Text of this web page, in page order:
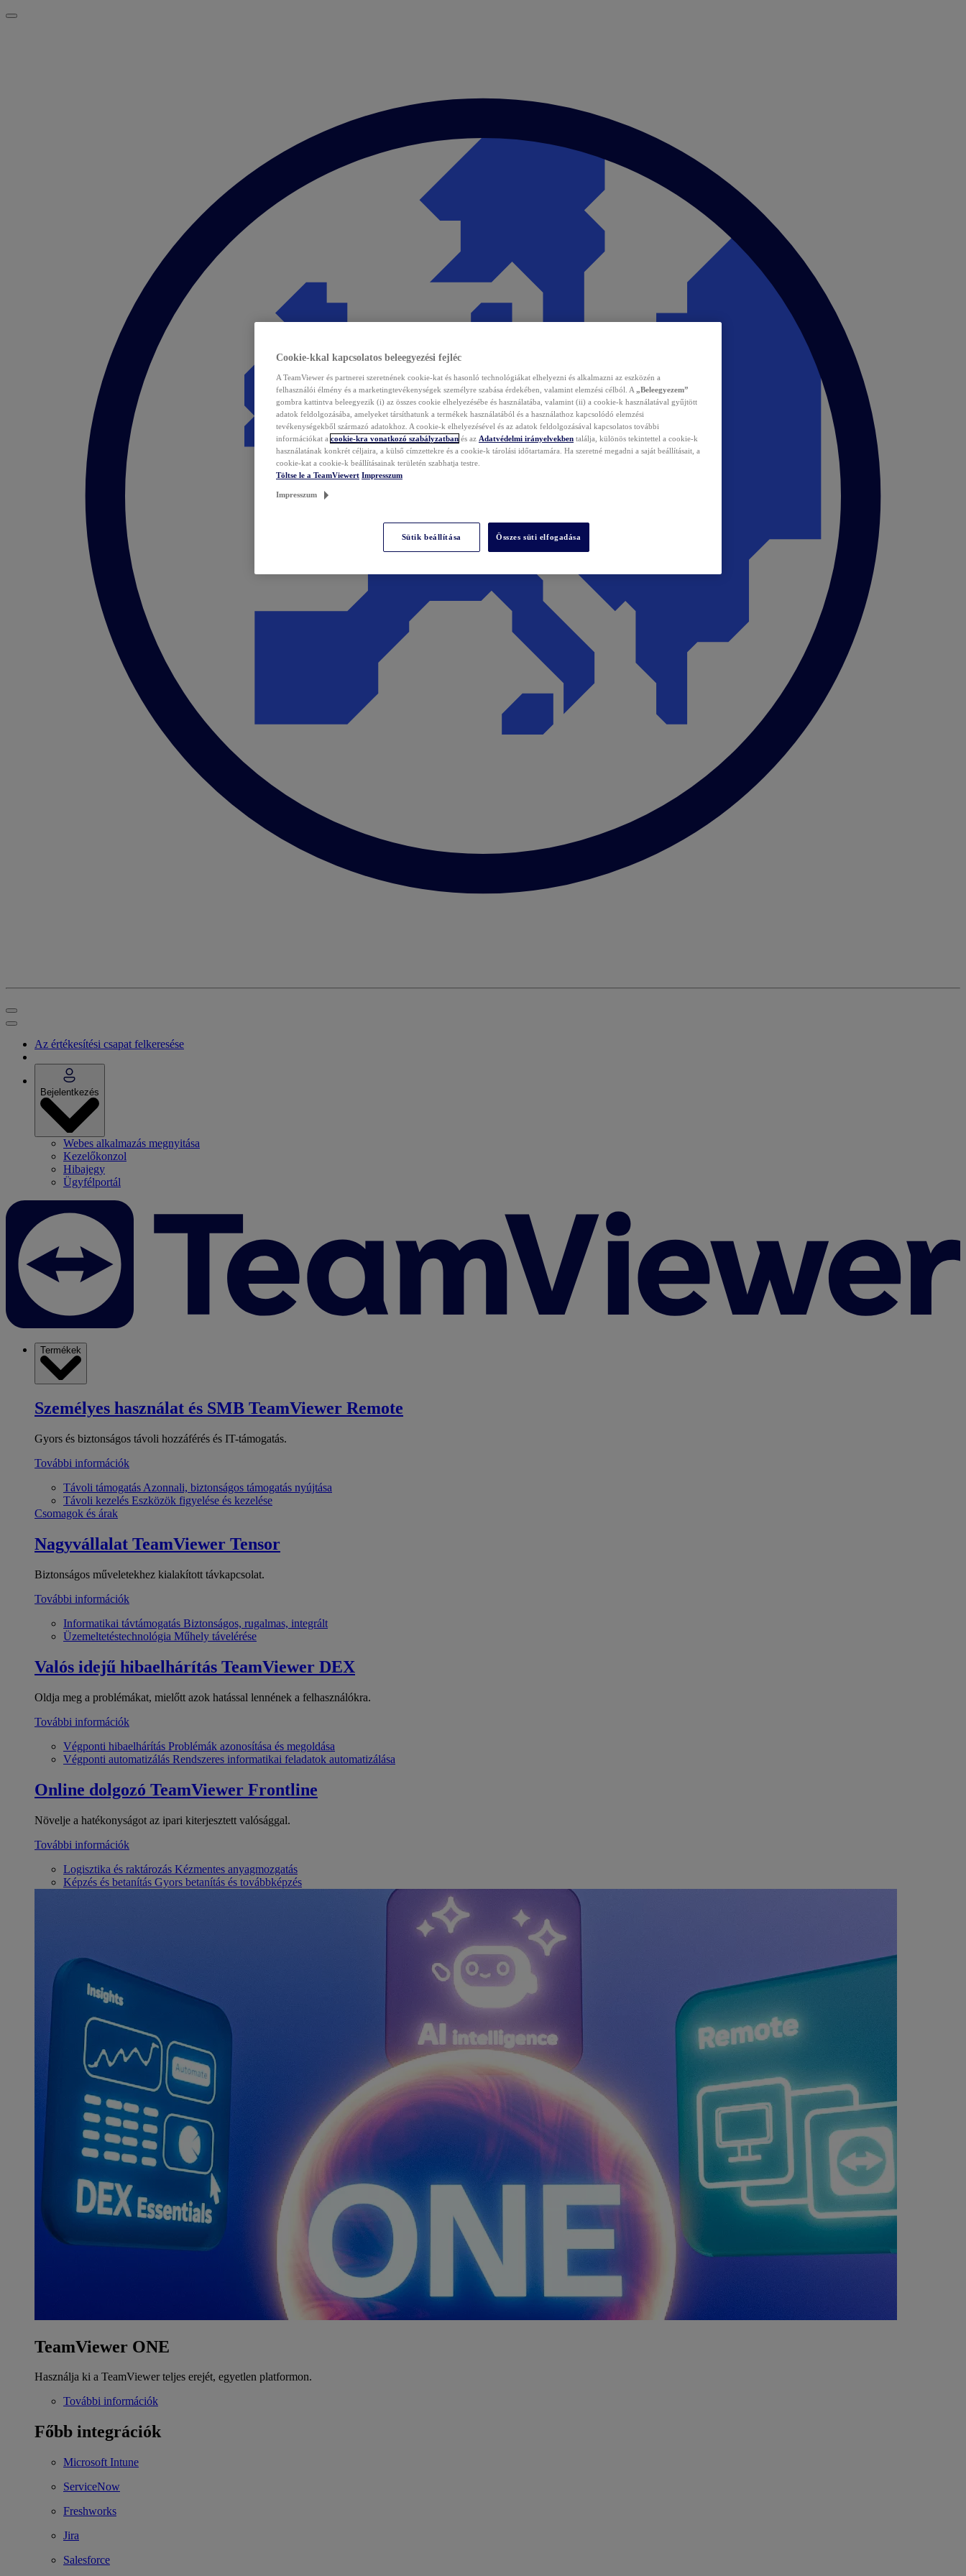
Az értékesítési csapat felkeresése
Bejelentkezés
Webes alkalmazás megnyitása
Kezelőkonzol
Hibajegy
Ügyfélportál
Termékek
Személyes használat és SMB TeamViewer Remote
Gyors és biztonságos távoli hozzáférés és IT-támogatás.
További információk
Távoli támogatás Azonnali, biztonságos támogatás nyújtása
Távoli kezelés Eszközök figyelése és kezelése
Csomagok és árak
Nagyvállalat TeamViewer Tensor
Biztonságos műveletekhez kialakított távkapcsolat.
További információk
Informatikai távtámogatás Biztonságos, rugalmas, integrált
Üzemeltetéstechnológia Műhely távelérése
Valós idejű hibaelhárítás TeamViewer DEX
Oldja meg a problémákat, mielőtt azok hatással lennének a felhasználókra.
További információk
Végponti hibaelhárítás Problémák azonosítása és megoldása
Végponti automatizálás Rendszeres informatikai feladatok automatizálása
Online dolgozó TeamViewer Frontline
Növelje a hatékonyságot az ipari kiterjesztett valósággal.
További információk
Logisztika és raktározás Kézmentes anyagmozgatás
Képzés és betanítás Gyors betanítás és továbbképzés
TeamViewer ONE
Használja ki a TeamViewer teljes erejét, egyetlen platformon.
További információk
Főbb integrációk
Microsoft Intune
ServiceNow
Freshworks
Jira
Salesforce
Cookie-kkal kapcsolatos beleegyezési fejléc
A TeamViewer és partnerei szeretnének cookie-kat és hasonló technológiákat elhelyezni és alkalmazni az eszközén a
felhasználói élmény és a marketingtevékenységek személyre szabása érdekében, valamint elemzési célból. A „Beleegyezem”
gombra kattintva beleegyezik (i) az összes cookie elhelyezésébe és használatába, valamint (ii) a cookie-k használatával gyűjtött
adatok feldolgozásába, amelyeket társíthatunk a termékek használatából és a használathoz kapcsolódó elemzési
tevékenységekből származó adatokhoz. A cookie-k elhelyezésével és az adatok feldolgozásával kapcsolatos további
információkat a cookie-kra vonatkozó szabályzatban és az Adatvédelmi irányelvekben találja, különös tekintettel a cookie-k
használatának konkrét céljaira, a külső címzettekre és a cookie-k tárolási időtartamára. Ha szeretné megadni a saját beállításait, a
cookie-kat a cookie-k beállításainak területén szabhatja testre.
Töltse le a TeamViewert Impresszum
Impresszum
Sütik beállítása Összes süti elfogadása